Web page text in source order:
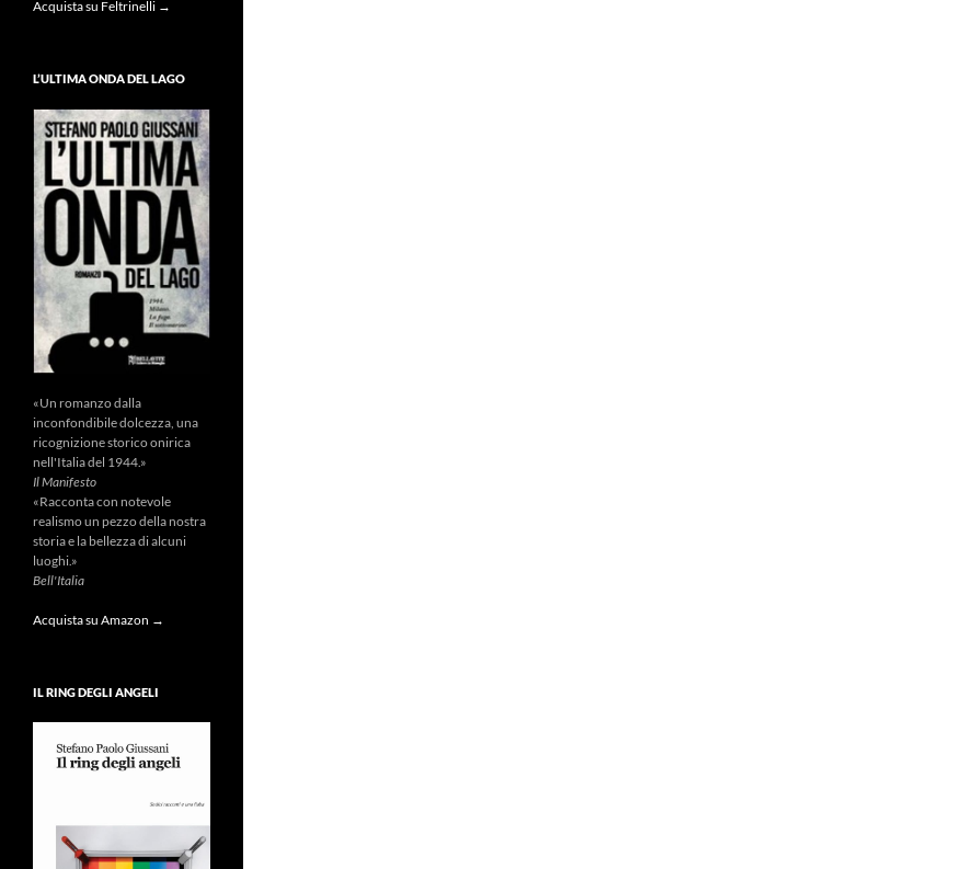
Acquista su Feltrinelli →
L’ULTIMA ONDA DEL LAGO
«Un romanzo dalla
inconfondibile dolcezza, una
ricognizione storico onirica
nell'Italia del 1944.»
Il Manifesto
«Racconta con notevole
realismo un pezzo della nostra
storia e la bellezza di alcuni
luoghi.»
Bell'Italia
Acquista su Amazon →
IL RING DEGLI ANGELI